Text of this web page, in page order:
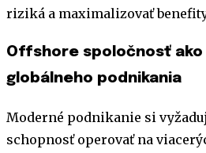
riziká a maximalizovať
Offshore spoločnosť
globálneho podnikania
Moderné podnikanie si
schopnosť operovať na